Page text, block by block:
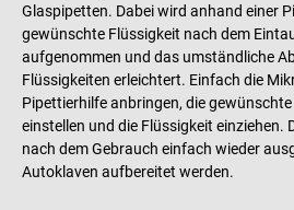
Glaspipetten. Dabei wird anhand einer
gewünschte Flüssigkeit nach dem
aufgenommen und das umständliche
Flüssigkeiten erleichtert. Einfach die
Pipettierhilfe anbringen, die
einstellen und die Flüssigkeit einziehen.
nach dem Gebrauch einfach wieder
Autoklaven aufbereitet werden.